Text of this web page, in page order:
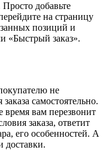
добавьте
на страницу
позиций и
«Быстрый заказ».
не
самостоятельно.
время вам перезвонит
заказа, ответит
его особенностей. А
доставки.